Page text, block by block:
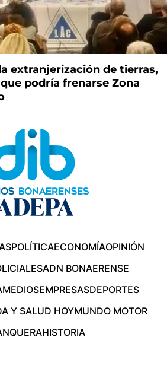
extranjerización de tierras,
podría frenarse Zona
POLÍTICAECONOMÍAOPINIÓN
ADN BONAERENSE
MEDIOSEMPRESASDEPORTES
Y SALUD HOYMUNDO MOTOR
HISTORIA